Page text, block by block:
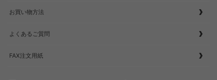
お買い物方法
よくあるご質問
FAX注文用紙